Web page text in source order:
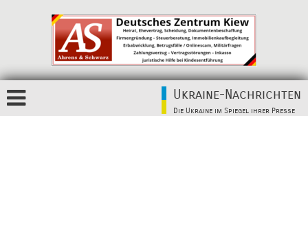
Ukraine-Nachrichten
Die Ukraine im Spiegel ihrer Presse